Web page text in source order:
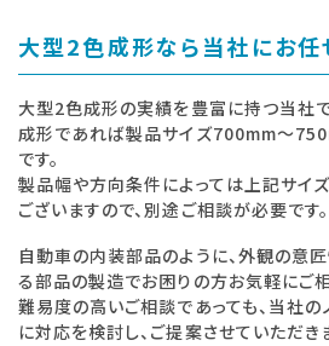
大型2色成形なら当社にお任
大型2色成形の実績を豊富に持つ当社
成形であれば製品サイズ700mm～
です。
製品幅や方向条件によっては上記サイ
ございますので、別途ご相談が必要です。
自動車の内装部品のように、外観の意
る部品の製造でお困りの方お気軽にご相
難易度の高いご相談であっても、当社
に対応を検討し、ご提案させていただき